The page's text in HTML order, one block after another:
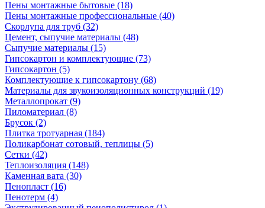
Пены монтажные бытовые (18)
Пены монтажные профессиональные (40)
Скорлупа для труб (32)
Цемент, сыпучие материалы (48)
Сыпучие материалы (15)
Гипсокартон и комплектующие (73)
Гипсокартон (5)
Комплектующие к гипсокартону (68)
Материалы для звукоизоляционных конструкций (19)
Металлопрокат (9)
Пиломатериал (8)
Брусок (2)
Плитка тротуарная (184)
Поликарбонат сотовый, теплицы (5)
Сетки (42)
Теплоизоляция (148)
Каменная вата (30)
Пенопласт (16)
Пенотерм (4)